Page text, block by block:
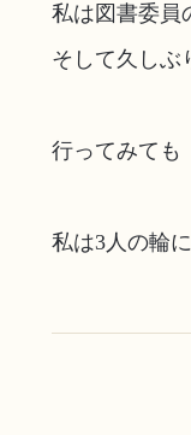
私は図書委員
そして久しぶ
行ってみても
私は3人の輪